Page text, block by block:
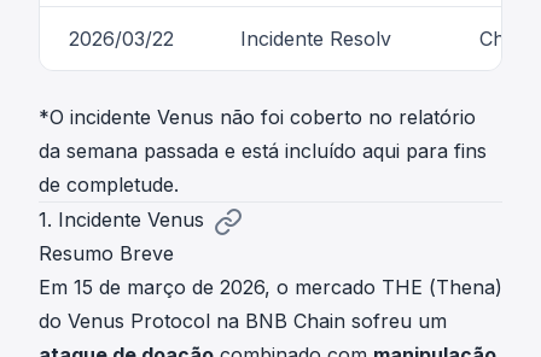
2026/03/22 Incidente Resolv
*O incidente Venus não foi coberto no relatório
da semana passada e está incluído aqui para fins
de completude.
1. Incidente Venus
Resumo Breve
Em 15 de março de 2026, o mercado THE (Thena)
do Venus Protocol na BNB Chain sofreu um